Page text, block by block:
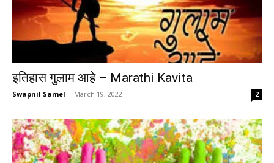
इतिहास गुलाम आहे – Marathi Kavita
Swapnil Samel - March 19, 2022 2